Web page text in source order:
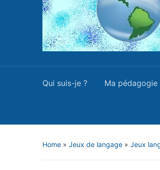
Qui suis-je ? Ma pédagogie
Home » Jeux de langage » Jeux